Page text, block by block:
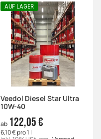
AUF LAGER
Veedol Diesel Star Ultra
10W-40
ab 122,05 €
6,10 € pro 1 l